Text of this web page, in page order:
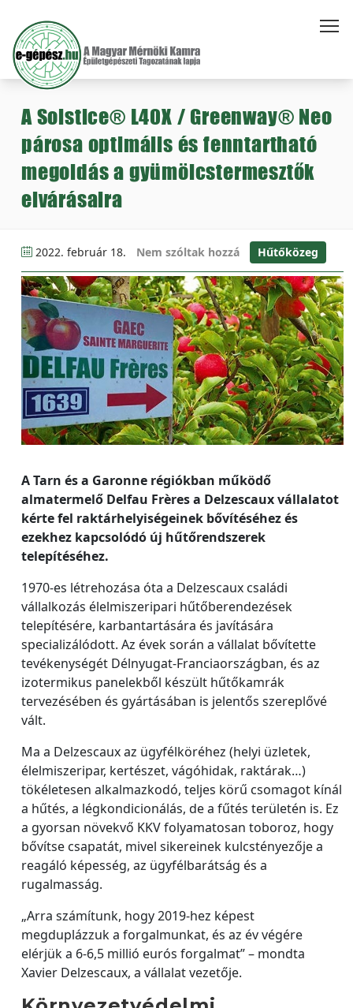
A Solstice® L40X / Greenway® Neo
párosa optimális és fenntartható
megoldás a gyümölcstermesztők
elvárásaira
2022. február 18. Nem szóltak hozzá Hűtőközeg
A Tarn és a Garonne régiókban működő
almatermelő Delfau Frères a Delzescaux vállalatot
kérte fel raktárhelyiségeinek bővítéséhez és
ezekhez kapcsolódó új hűtőrendszerek
telepítéséhez.
1970-es létrehozása óta a Delzescaux családi
vállalkozás élelmiszeripari hűtőberendezések
telepítésére, karbantartására és javítására
specializálódott. Az évek során a vállalat bővítette
tevékenységét Délnyugat-Franciaországban, és az
izotermikus panelekből készült hűtőkamrák
tervezésében és gyártásában is jelentős szereplővé
vált.
Ma a Delzescaux az ügyfélköréhez (helyi üzletek,
élelmiszeripar, kertészet, vágóhidak, raktárak…)
tökéletesen alkalmazkodó, teljes körű csomagot kínál
a hűtés, a légkondicionálás, de a fűtés területén is. Ez
a gyorsan növekvő KKV folyamatosan toboroz, hogy
bővítse csapatát, mivel sikereinek kulcstényezője a
reagáló képesség, az ügyfélbarátság és a
rugalmasság.
„Arra számítunk, hogy 2019-hez képest
megduplázzuk a forgalmunkat, és az év végére
elérjük a 6-6,5 millió eurós forgalmat” – mondta
Xavier Delzescaux, a vállalat vezetője.